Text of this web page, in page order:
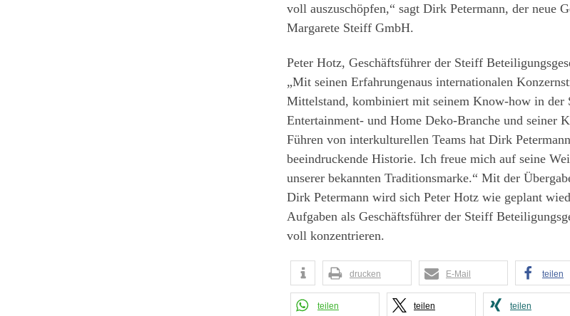
voll auszuschöpfen,“ sagt Dirk Petermann, der neue
Margarete Steiff GmbH.
Peter Hotz, Geschäftsführer der Steiff
„Mit seinen Erfahrungenaus internationalen
Mittelstand, kombiniert mit seinem Know-how in der
Entertainment- und Home Deko-Branche und seiner
Führen von interkulturellen Teams hat Dirk
beeindruckende Historie. Ich freue mich auf seine
unserer bekannten Traditionsmarke.“ Mit der
Dirk Petermann wird sich Peter Hotz wie geplant
Aufgaben als Geschäftsführer der Steiff
voll konzentrieren.
drucken E-Mail teilen
teilen teilen teilen